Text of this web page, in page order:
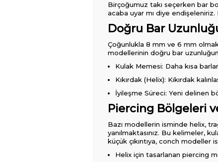
Birçoğumuz takı seçerken bar
acaba uyar mı diye
Doğru Bar
Çoğunlukla 8 mm ve 6 mm
modellerinin doğru bar
Kulak Memesi: Daha kısa
Kıkırdak (Helix): Kıkırdak
İyileşme Süreci: Yeni delinen
Piercing Bölgeleri
Bazı modellerin isminde helix,
yanılmaktasınız. Bu kelimeler,
küçük çıkıntıya, conch modeller
Helix için tasarlanan piercing